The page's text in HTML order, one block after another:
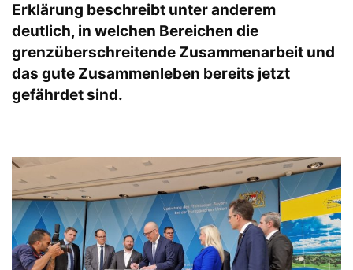
Erklärung beschreibt unter anderem
deutlich, in welchen Bereichen die
grenzüberschreitende Zusammenarbeit und
das gute Zusammenleben bereits jetzt
gefährdet sind.